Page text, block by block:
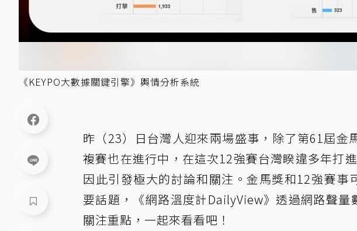
《KEYPO大數據關鍵引擎》輿情分析系統
昨（23）日台灣人迎來兩場盛事，除了第61屆金
複賽也在進行中，在這次12強賽台灣睽違多年打
因此引發極大的討論和關注。金馬獎和12強賽事
要話題，《網路溫度計DailyView》透過網路聲
關注重點，一起來看看吧！